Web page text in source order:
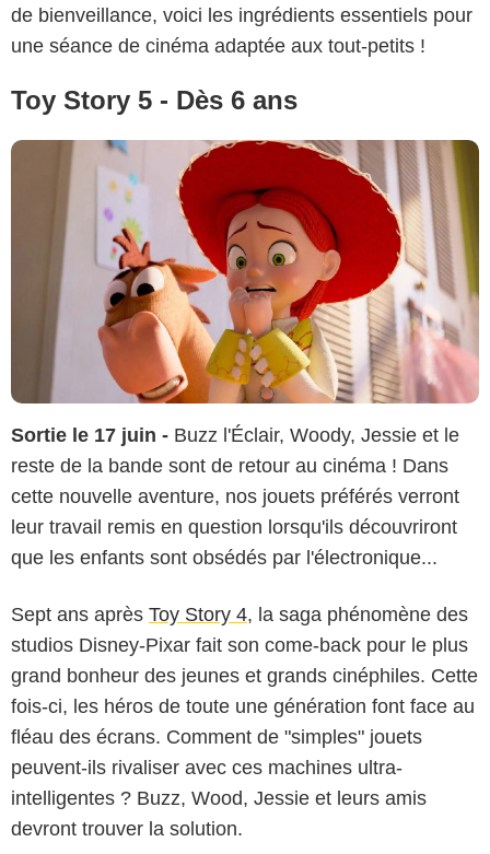
de bienveillance, voici les ingrédients essentiels pour
une séance de cinéma adaptée aux tout-petits !
Toy Story 5 - Dès 6 ans
Sortie le 17 juin - Buzz l'Éclair, Woody, Jessie et le
reste de la bande sont de retour au cinéma ! Dans
cette nouvelle aventure, nos jouets préférés verront
leur travail remis en question lorsqu'ils découvriront
que les enfants sont obsédés par l'électronique...
Sept ans après Toy Story 4, la saga phénomène des
studios Disney-Pixar fait son come-back pour le plus
grand bonheur des jeunes et grands cinéphiles. Cette
fois-ci, les héros de toute une génération font face au
fléau des écrans. Comment de "simples" jouets
peuvent-ils rivaliser avec ces machines ultra-
intelligentes ? Buzz, Wood, Jessie et leurs amis
devront trouver la solution.